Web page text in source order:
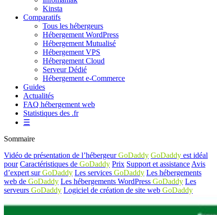
Kinsta
Comparatifs
Tous les hébergeurs
Hébergement WordPress
Hébergement Mutualisé
Hébergement VPS
Hébergement Cloud
Serveur Dédié
Hébergement e-Commerce
Guides
Actualités
FAQ hébergement web
Statistiques des .fr
☰
Sommaire
Vidéo de présentation de l’hébergeurGoDaddy GoDaddy est idéal
pour Caractéristiques de GoDaddy Prix Support et assistance Avis
d’expert surGoDaddy Les services GoDaddy Les hébergements
web de GoDaddy Les hébergements WordPress GoDaddy Les
serveurs GoDaddy Logiciel de création de site web GoDaddy